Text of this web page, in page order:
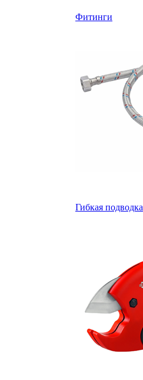
Фитинги
Гибкая подводка